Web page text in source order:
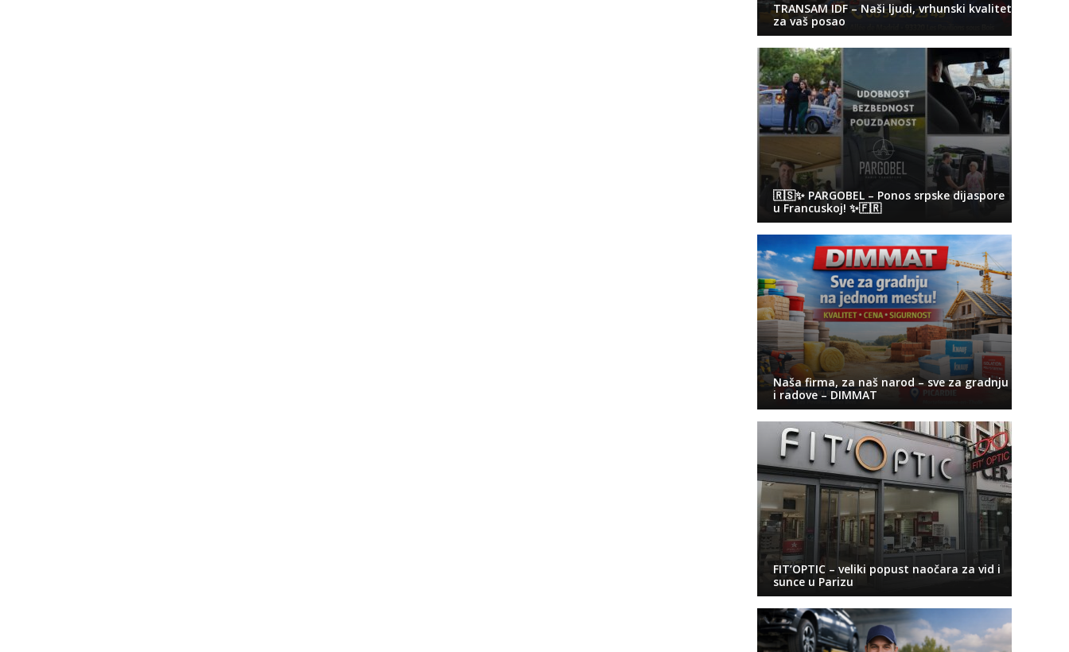
TRANSAM IDF – Naši ljudi, vrhunski kvalitet
za vaš posao
🇷🇸✨ PARGOBEL – Ponos srpske dijaspore
u Francuskoj! ✨🇫🇷
Naša firma, za naš narod – sve za gradnju
i radove – DIMMAT
FIT’OPTIC – veliki popust naočara za vid i
sunce u Parizu